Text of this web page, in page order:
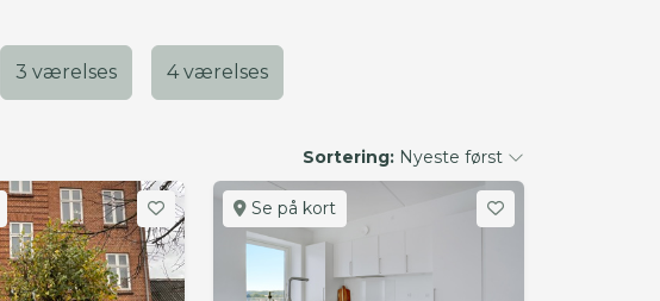
3 værelses 4 værelses
Sortering: Nyeste først
Se på kort